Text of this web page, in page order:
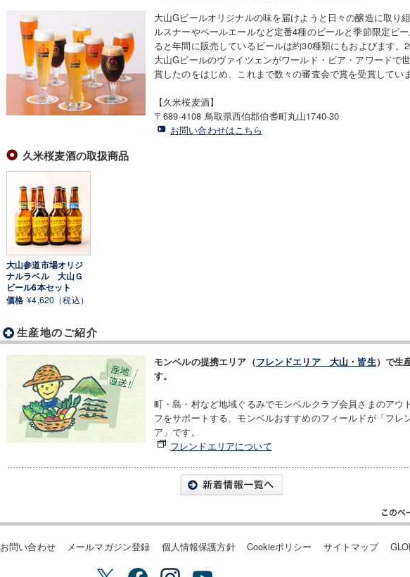
大山Gビールオリジナルの味を届けようと日々の醸造に取り
ルスナーやペールエールなど定番4種のビールと季節限定ビ
ると年間に販売しているビールは約30種類にもおよびます。
大山Gビールのヴァイツェンがワールド・ビア・アワードで
賞したのをはじめ、これまで数々の審査会で賞を受賞していま
【久米桜麦酒】
〒689-4108 鳥取県西伯郡伯耆町丸山1740-30
お問い合わせはこちら
久米桜麦酒の取扱商品
大山参道市場オリジ
ナルラベル 大山Ｇ
ビール6本セット
価格 ¥4,620（税込）
生産地のご紹介
モンベルの提携エリア（フレンドエリア 大山・皆生）で生
す。
町・島・村など地域ぐるみでモンベルクラブ会員さまのアウ
フをサポートする、モンベルおすすめのフィールドが「フレ
ア」です。
フレンドエリアについて
お問い合わせ メールマガジン登録 個人情報保護方針 Cookieポリシー サイトマップ